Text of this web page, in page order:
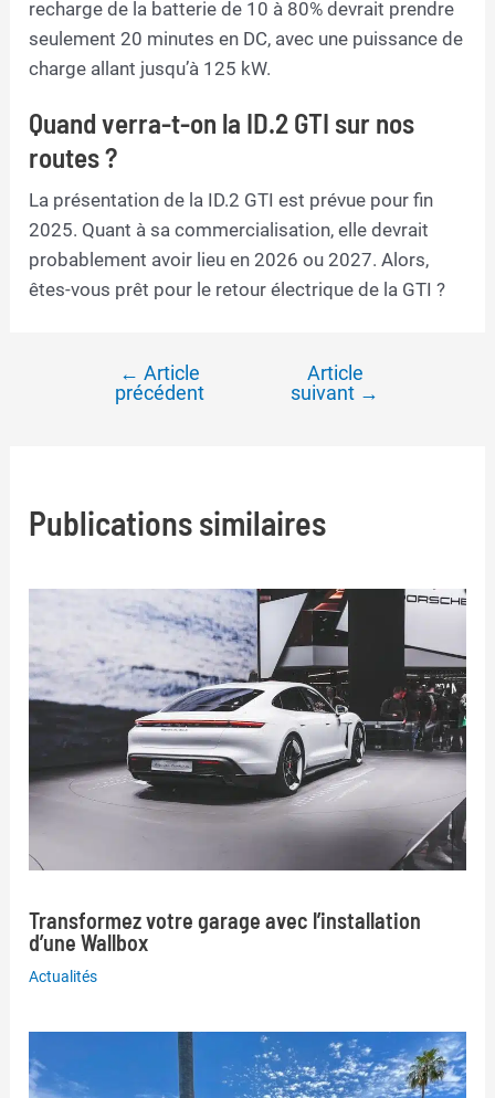
recharge de la batterie de 10 à 80% devrait prendre
seulement 20 minutes en DC, avec une puissance de
charge allant jusqu’à 125 kW.
Quand verra-t-on la ID.2 GTI sur nos
routes ?
La présentation de la ID.2 GTI est prévue pour fin
2025. Quant à sa commercialisation, elle devrait
probablement avoir lieu en 2026 ou 2027. Alors,
êtes-vous prêt pour le retour électrique de la GTI ?
Navigation
← Article
précédent
Article
suivant →
Publications similaires
Transformez votre garage avec l’installation
d’une Wallbox
Actualités